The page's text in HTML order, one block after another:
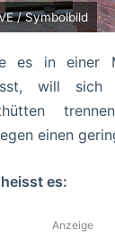
/ Symbolbild
es in einer
will sich
einen
es:
Anzeige